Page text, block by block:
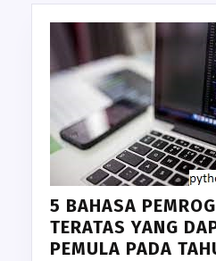
5 BAHASA
TERATAS YANG
PEMULA PADA